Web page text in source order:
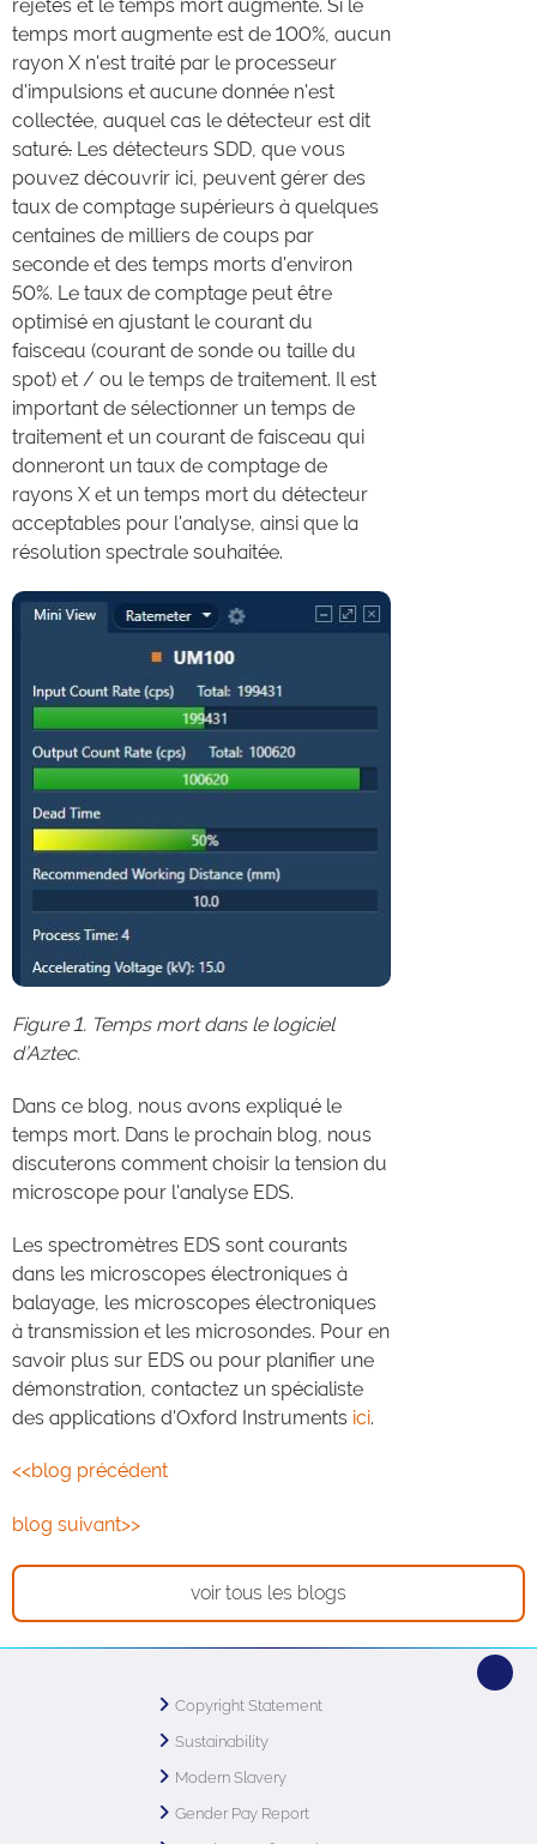
rejetés et le temps mort augmente. Si le
temps mort augmente est de 100%, aucun
rayon X n'est traité par le processeur
d'impulsions et aucune donnée n'est
collectée, auquel cas le détecteur est dit
saturé. Les détecteurs SDD, que vous
pouvez découvrir ici, peuvent gérer des
taux de comptage supérieurs à quelques
centaines de milliers de coups par
seconde et des temps morts d'environ
50%. Le taux de comptage peut être
optimisé en ajustant le courant du
faisceau (courant de sonde ou taille du
spot) et / ou le temps de traitement. Il est
important de sélectionner un temps de
traitement et un courant de faisceau qui
donneront un taux de comptage de
rayons X et un temps mort du détecteur
acceptables pour l'analyse, ainsi que la
résolution spectrale souhaitée.
Figure 1. Temps mort dans le logiciel
d’Aztec.
Dans ce blog, nous avons expliqué le
temps mort. Dans le prochain blog, nous
discuterons comment choisir la tension du
microscope pour l'analyse EDS.
Les spectromètres EDS sont courants
dans les microscopes électroniques à
balayage, les microscopes électroniques
à transmission et les microsondes. Pour en
savoir plus sur EDS ou pour planifier une
démonstration, contactez un spécialiste
des applications d'Oxford Instruments ici.
<<blog précédent
blog suivant>>
voir tous les blogs
Copyright Statement
Sustainability
Modern Slavery
Gender Pay Report